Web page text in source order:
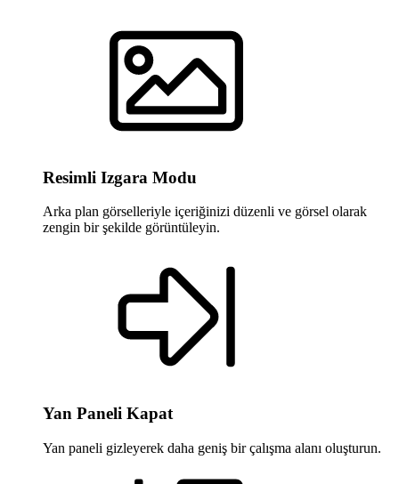
Resimli Izgara Modu
Arka plan görselleriyle içeriğinizi düzenli ve görsel olarak
zengin bir şekilde görüntüleyin.
Yan Paneli Kapat
Yan paneli gizleyerek daha geniş bir çalışma alanı oluşturun.